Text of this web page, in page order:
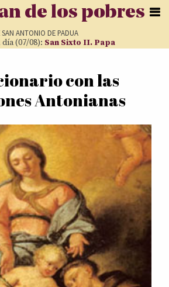
de los pobres
SAN ANTONIO DE PADUA
(07/08): San Sixto II. Papa
con las
Antonianas